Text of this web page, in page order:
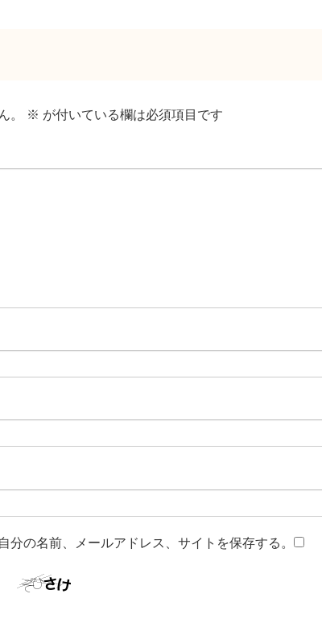
。 ※ が付いている欄は必須項目です
の名前、メールアドレス、サイトを保存する。